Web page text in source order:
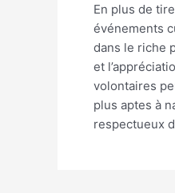
En plus de
événements
dans le riche
et
volontaires
plus aptes à
respectueux